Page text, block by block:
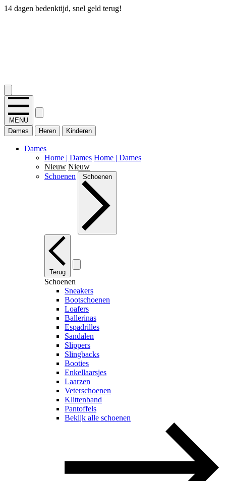
14 dagen bedenktijd, snel geld terug!
MENU
Dames
Heren Kinderen
Dames
Home | Dames Home | Dames
Nieuw Nieuw
Schoenen
Schoenen
Terug
Schoenen
Sneakers
Bootschoenen
Loafers
Ballerinas
Espadrilles
Sandalen
Slippers
Slingbacks
Booties
Enkellaarsjes
Laarzen
Veterschoenen
Klittenband
Pantoffels
Bekijk alle schoenen